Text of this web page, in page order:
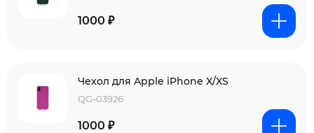
1000 ₽
Чехол для Apple iPhone X/XS
QG-03926
1000 ₽